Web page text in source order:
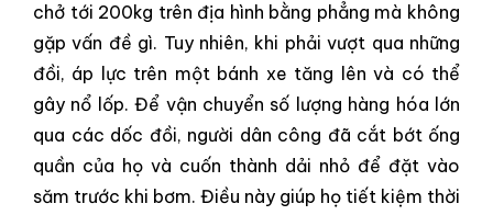
chở tới 200kg trên địa hình bằng phẳng mà không
gặp vấn đề gì. Tuy nhiên, khi phải vượt qua những
đồi, áp lực trên một bánh xe tăng lên và có thể
gây nổ lốp. Để vận chuyển số lượng hàng hóa lớn
qua các dốc đồi, người dân công đã cắt bớt ống
quần của họ và cuốn thành dải nhỏ để đặt vào
săm trước khi bơm. Điều này giúp họ tiết kiệm thời